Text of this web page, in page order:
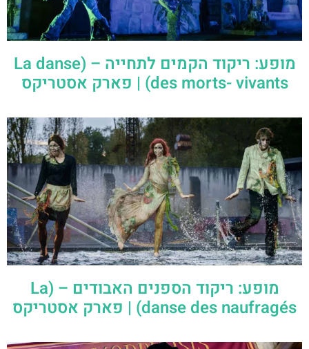
מופע: ריקוד הקמים לתחייה – (La danse
des morts- vivants) | פארק אסטריקס
מופע: ריקוד הספנים האבודים – (La
danse des naufragés) | פארק אסטריקס